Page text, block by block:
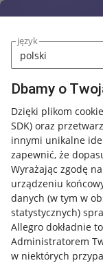
język
Dbamy o
Dzięki plikom
SDK) oraz
innymi unikalne
zapewnić, że
Wyrażając zgodę
urządzeniu
danych (w tym w
statystycznych)
Allegro dokładnie
Administratorem
w niektórych